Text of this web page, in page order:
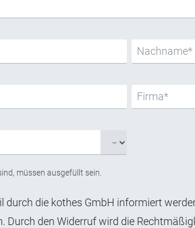
müssen ausgefüllt sein.
durch die kothes GmbH informiert
Durch den Widerruf wird die